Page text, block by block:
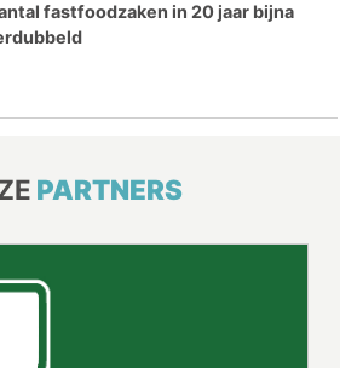
fastfoodzaken in 20 jaar bijna
PARTNERS